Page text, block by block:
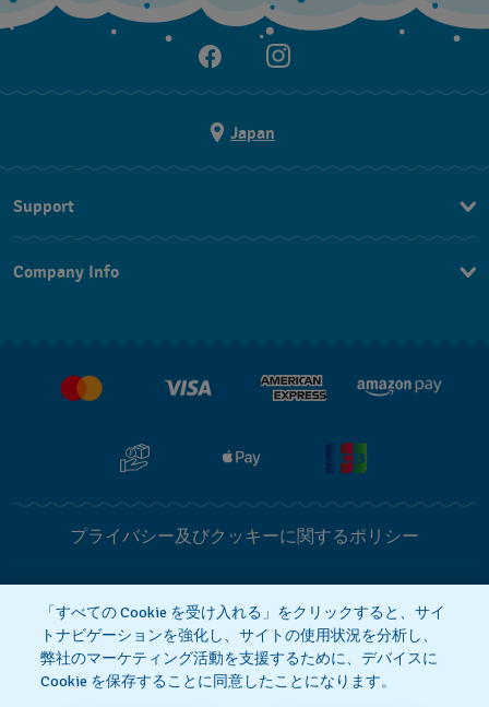
Japan
Support
よくあるご質問
Company Info
プライバシー及びクッキーに関するポリシー
Cookie notice 利用規約
特定商取引に関する法律に基づく表示
「すべての Cookie を受け入れる」をクリックすると、サイ
トナビゲーションを強化し、サイトの使用状況を分析し、
弊社のマーケティング活動を支援するために、デバイスに
Cookie を保存することに同意したことになります。